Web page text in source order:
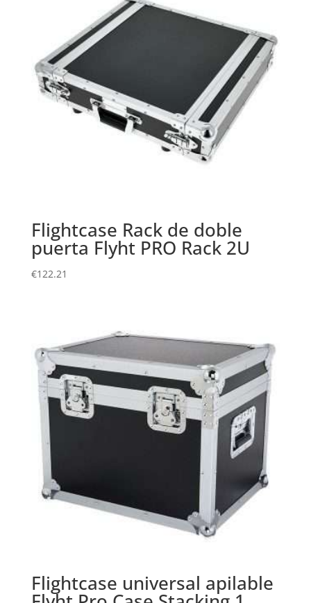
Flightcase Rack de doble
puerta Flyht PRO Rack 2U
€122.21
Flightcase universal apilable